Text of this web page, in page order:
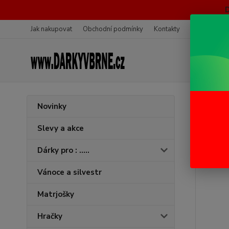
Jak nakupovat Obchodní podmínky Kontakty
Novinky
Slevy a akce
Dárky pro : .....
Vánoce a silvestr
Matrjošky
Hračky